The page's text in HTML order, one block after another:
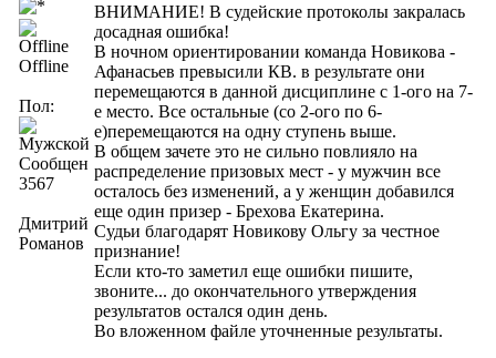
Offline
Пол:
Сообщений:
3567
Дмитрий
Романов
ВНИМАНИЕ! В судейские протоколы закралась
досадная ошибка!
В ночном ориентировании команда Новикова -
Афанасьев превысили КВ. в результате они
перемещаются в данной дисциплине с 1-ого на 7-
е место. Все остальные (со 2-ого по 6-
е)перемещаются на одну ступень выше.
В общем зачете это не сильно повлияло на
распределение призовых мест - у мужчин все
осталось без изменений, а у женщин добавился
еще один призер - Брехова Екатерина.
Судьи благодарят Новикову Ольгу за честное
признание!
Если кто-то заметил еще ошибки пишите,
звоните... до окончательного утверждения
результатов остался один день.
Во вложенном файле уточненные результаты.